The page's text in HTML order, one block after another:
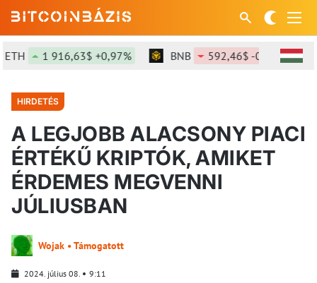
1 916,63$ +0,97% BNB 592,46$ -0,15%
HIRDETÉS
A LEGJOBB ALACSONY PIACI
ÉRTÉKŰ KRIPTÓK, AMIKET
ÉRDEMES MEGVENNI
JÚLIUSBAN
Wojak • Támogatott
2024. július 08.
9:11